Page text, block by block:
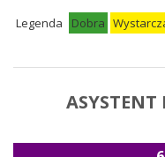
Legenda Dobra
ASYSTENT